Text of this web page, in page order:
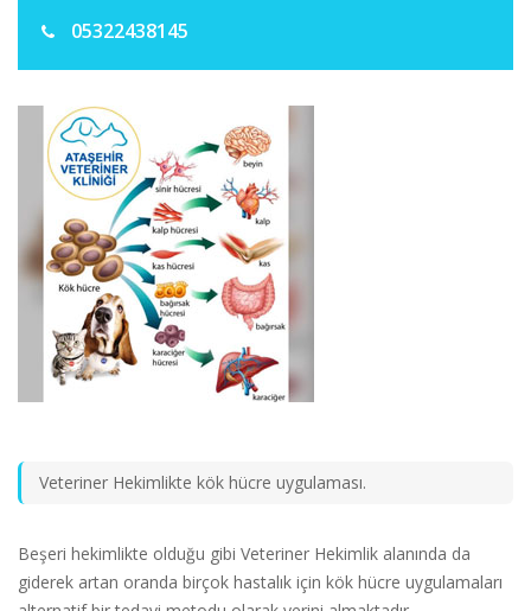
05322438145
Veteriner Hekimlikte kök hücre uygulaması.
Beşeri hekimlikte olduğu gibi Veteriner Hekimlik alanında da
giderek artan oranda birçok hastalık için kök hücre uygulamaları